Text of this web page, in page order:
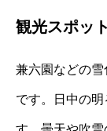
観光スポッ
兼六園などの
です。日中の